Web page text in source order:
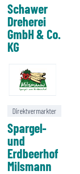
Schawer
Dreherei
GmbH & Co.
KG
Direktvermarkter
Spargel-
und
Erdbeerhof
Milsmann